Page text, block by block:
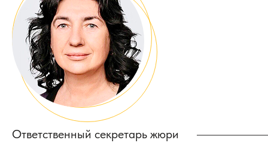
Ответственный секретарь жюри